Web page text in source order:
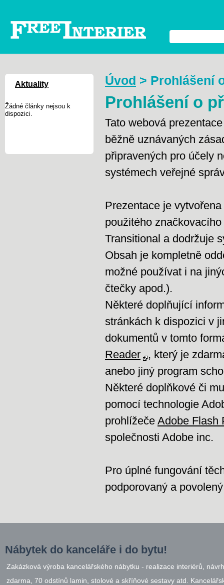
Aktuality
Žádné články nejsou k
dispozici.
Úvod > Prohlášení
Prohlášení o
Tato webová
běžně uznávaných
připravených pro účely
systémech veřejné
Prezentace je
použitého
Transitional a dodržuje
Obsah je kompletně
možné používat i na
čtečky apod.).
Některé doplňující
stránkách k dispozici v
dokumentů v tomto
Reader
, který je
anebo jiný program
Některé doplňkové či
pomocí technologie
prohlížeče Adobe Flash
společnosti Adobe inc.
Pro úplné fungování
podporovaný a
Nábytek do kanceláře i do bytu!
Zakázková výroba kancelářského nábytku - realizace interiérů,
zdarma, 70 odstínů lamin, stolové a skříňové sestavy atd.